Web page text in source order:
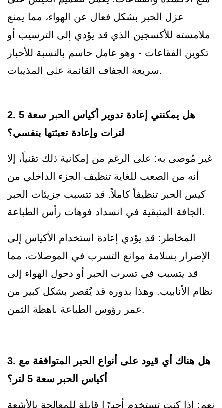
عزل الحبر بشكل فعال عن الهواء، مما يمنع
ملامسته للأكسجين الذي قد يؤدي إلى الترسيب أو
تكوين الفقاعات - وهو عامل حاسم بالنسبة للأحبار
سريعة الجفاف القائمة على المذيبات.
2. هل يمكنني إعادة تدوير أكياس الحبر سعة 5
لترات وإعادة تعبئتها بنفسي؟
غير مُوصى به: على الرغم من إمكانية ذلك تقنياً، إلا
أنه من الصعب للغاية تنظيف الجزء الداخلي من
كيس الحبر تنظيفاً كاملاً. قد تتسبب جزيئات الحبر
الجافة المتبقية في انسداد فوهات رأس الطباعة.
المخاطر: قد يؤدي إعادة استخدام الأكياس إلى
الإضرار بسلامة موانع التسرب في الموصلات، مما
قد يتسبب في تسرب الحبر أو دخول الهواء إلى
نظام الأنابيب. وهذا بدوره قد يُقصر بشكل كبير من
عمر رؤوس الطباعة باهظة الثمن.
3. هل هناك أي قيود على أنواع الحبر المتوافقة مع
أكياس الحبر سعة 5 لتر؟
نعم: إذا كنت تستخدم أحبارًا قابلة للمعالجة بالأشعة